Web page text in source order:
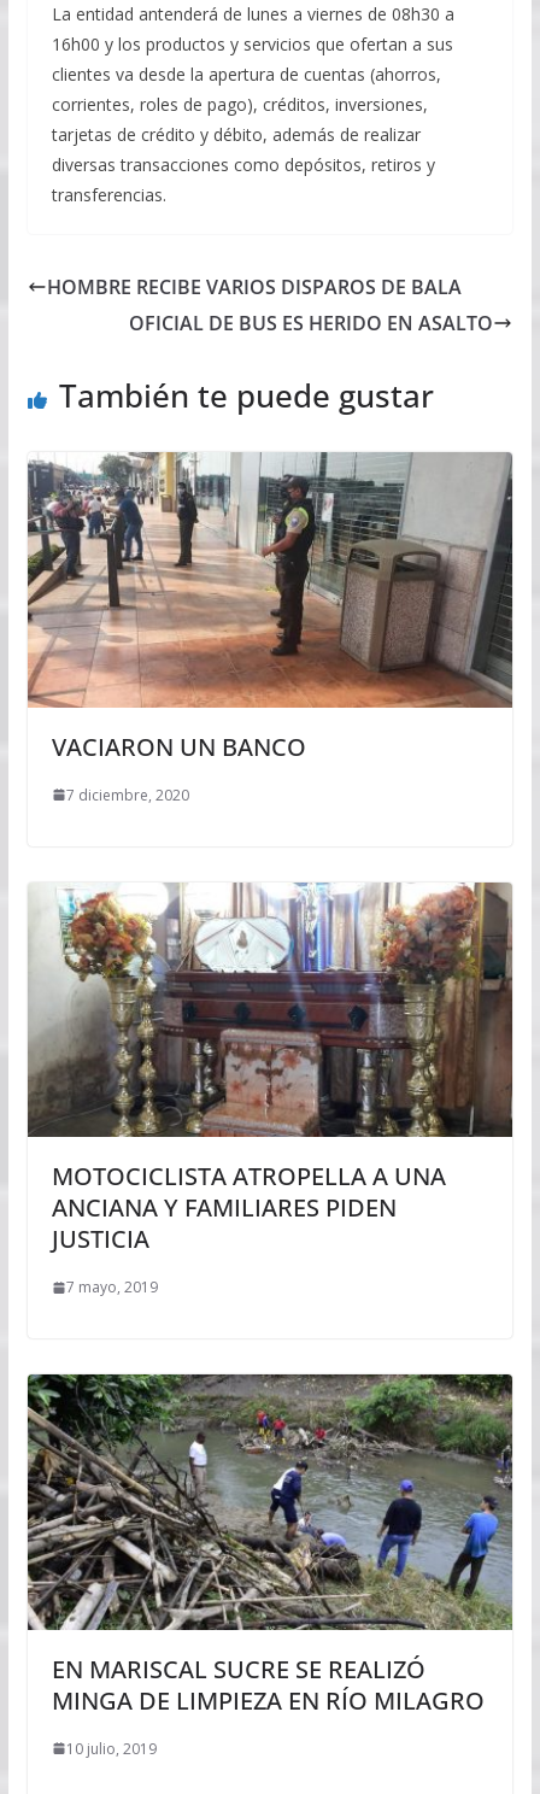
La entidad antenderá de lunes a viernes de 08h30 a
16h00 y los productos y servicios que ofertan a sus
clientes va desde la apertura de cuentas (ahorros,
corrientes, roles de pago), créditos, inversiones,
tarjetas de crédito y débito, además de realizar
diversas transacciones como depósitos, retiros y
transferencias.
HOMBRE RECIBE VARIOS DISPAROS DE BALA
OFICIAL DE BUS ES HERIDO EN ASALTO
También te puede gustar
VACIARON UN BANCO
7 diciembre, 2020
MOTOCICLISTA ATROPELLA A UNA
ANCIANA Y FAMILIARES PIDEN
JUSTICIA
7 mayo, 2019
EN MARISCAL SUCRE SE REALIZÓ
MINGA DE LIMPIEZA EN RÍO MILAGRO
10 julio, 2019